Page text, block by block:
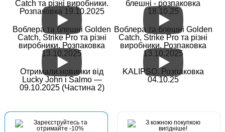
Catch та різні виробники.
Розпаковка 19.10.2025
блешні - розпаковка
18.10.25
Воблера та блешні Golden
Catch, Strike Pro та різні
виробники. Розпаковка
13.10.2025
Воблера та блешні Golden
Catch, Strike Pro та різні
виробники. Розпаковка
13.10.2025
Отримали новинки від
Lucky John і Salmo —
09.10.2025 (Частина 2)
KALIPSO. Розпаковка
04.10.25